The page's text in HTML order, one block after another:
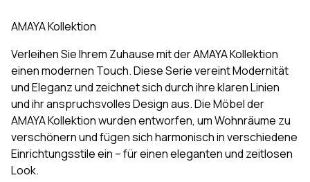
AMAYA Kollektion
Verleihen Sie Ihrem Zuhause mit der AMAYA Kollektion
einen modernen Touch. Diese Serie vereint Modernität
und Eleganz und zeichnet sich durch ihre klaren Linien
und ihr anspruchsvolles Design aus. Die Möbel der
AMAYA Kollektion wurden entworfen, um Wohnräume zu
verschönern und fügen sich harmonisch in verschiedene
Einrichtungsstile ein – für einen eleganten und zeitlosen
Look.